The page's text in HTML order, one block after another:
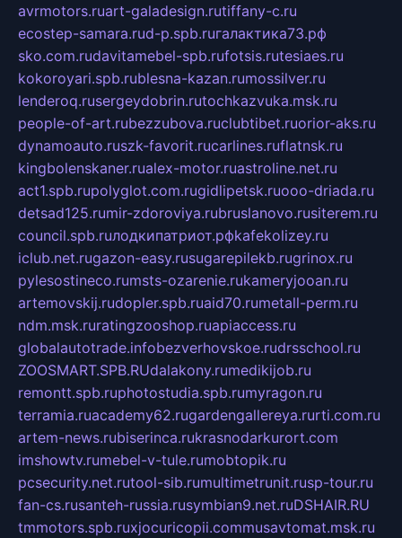
avrmotors.ruart-galadesign.rutiffany-c.ru
ecostep-samara.rud-p.spb.ruгалактика73.рф
sko.com.rudavitamebel-spb.rufotsis.rutesiaes.ru
kokoroyari.spb.rublesna-kazan.rumossilver.ru
lenderoq.rusergeydobrin.rutochkazvuka.msk.ru
people-of-art.rubezzubova.ruclubtibet.ruorior-aks.ru
dynamoauto.ruszk-favorit.rucarlines.ruflatnsk.ru
kingbolenskaner.rualex-motor.ruastroline.net.ru
act1.spb.rupolyglot.com.rugidlipetsk.ruooo-driada.ru
detsad125.rumir-zdoroviya.rubruslanovo.rusiterem.ru
council.spb.ruлодкипатриот.рфkafekolizey.ru
iclub.net.rugazon-easy.rusugarepilekb.rugrinox.ru
pylesostineco.rumsts-ozarenie.rukameryjooan.ru
artemovskij.rudopler.spb.ruaid70.rumetall-perm.ru
ndm.msk.ruratingzooshop.ruapiaccess.ru
globalautotrade.infobezverhovskoe.rudrsschool.ru
ZOOSMART.SPB.RUdalakony.rumedikijob.ru
remontt.spb.ruphotostudia.spb.rumyragon.ru
terramia.ruacademy62.rugardengallereya.rurti.com.ru
artem-news.rubiserinca.rukrasnodarkurort.com
imshowtv.rumebel-v-tule.rumobtopik.ru
pcsecurity.net.rutool-sib.rumultimetrunit.rusp-tour.ru
fan-cs.rusanteh-russia.rusymbian9.net.ruDSHAIR.RU
tmmotors.spb.ruxjocuricopii.commusavtomat.msk.ru